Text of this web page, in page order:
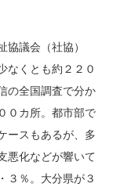
議会（社協）
なくとも約２２０
の全国調査で分か
０カ所。都市部で
ースもあるが、多
悪化などが響いて
３％。大分県が３